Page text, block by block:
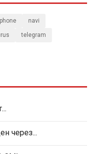
navi
telegram
через...